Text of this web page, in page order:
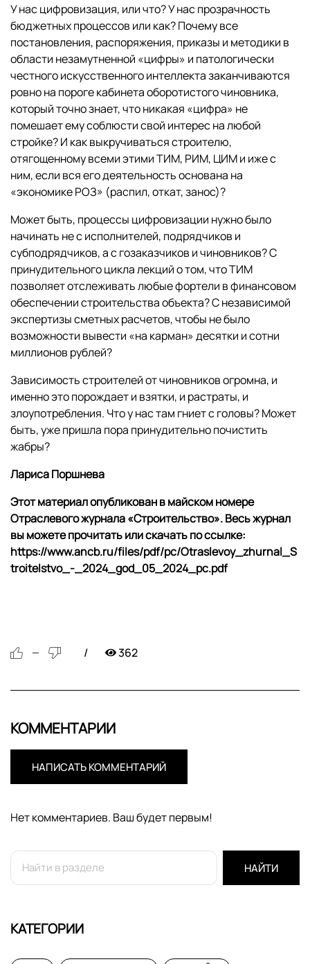
У нас цифровизация, или что? У нас прозрачность
бюджетных процессов или как? Почему все
постановления, распоряжения, приказы и методики в
области незамутненной «цифры» и патологически
честного искусственного интеллекта заканчиваются
ровно на пороге кабинета оборотистого чиновника,
который точно знает, что никакая «цифра» не
помешает ему соблюсти свой интерес на любой
стройке? И как выкручиваться строителю,
отягощенному всеми этими ТИМ, РИМ, ЦИМ и иже с
ним, если вся его деятельность основана на
«экономике РОЗ» (распил, откат, занос)?
Может быть, процессы цифровизации нужно было
начинать не с исполнителей, подрядчиков и
субподрядчиков, а с гозаказчиков и чиновников? С
принудительного цикла лекций о том, что ТИМ
позволяет отслеживать любые фортели в финансовом
обеспечении строительства объекта? С независимой
экспертизы сметных расчетов, чтобы не было
возможности вывести «на карман» десятки и сотни
миллионов рублей?
Зависимость строителей от чиновников огромна, и
именно это порождает и взятки, и растраты, и
злоупотребления. Что у нас там гниет с головы? Может
быть, уже пришла пора принудительно почистить
жабры?
Лариса Поршнева
Этот материал опубликован в майском номере
Отраслевого журнала «Строительство». Весь журнал
вы можете прочитать или скачать по ссылке:
https://www.ancb.ru/files/pdf/pc/Otraslevoy_zhurnal_S
troitelstvo_-_2024_god_05_2024_pc.pdf
— 362
КОММЕНТАРИИ
НАПИСАТЬ КОММЕНТАРИЙ
Нет комментариев. Ваш будет первым!
НАЙТИ
КАТЕГОРИИ